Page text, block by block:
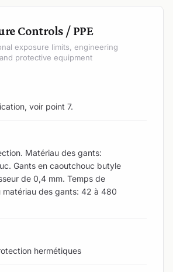
Controls / PPE
exposure limits, engineering
protective equipment
voir point 7.
Matériau des gants:
Gants en caoutchouc butyle
de 0,4 mm. Temps de
matériau des gants: 42 à 480
hermétiques